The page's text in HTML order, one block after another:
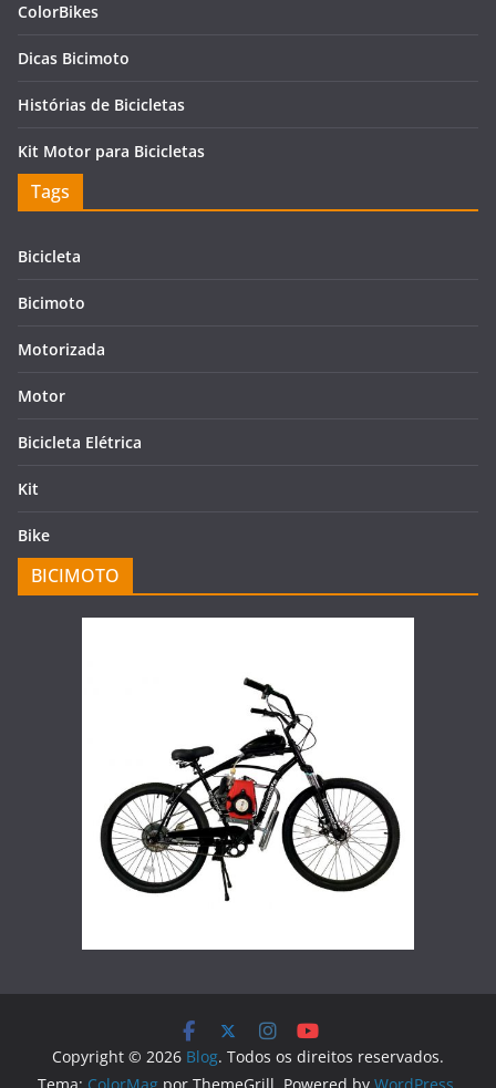
ColorBikes
Dicas Bicimoto
Histórias de Bicicletas
Kit Motor para Bicicletas
Tags
Bicicleta
Bicimoto
Motorizada
Motor
Bicicleta Elétrica
Kit
Bike
BICIMOTO
Copyright © 2026 Blog. Todos os direitos reservados.